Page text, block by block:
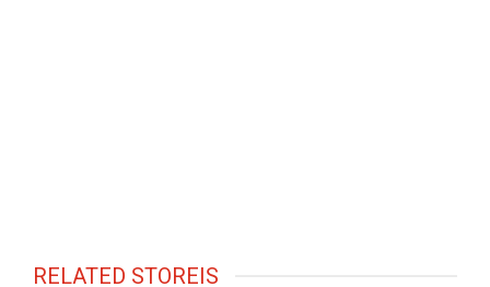
RELATED STOREIS